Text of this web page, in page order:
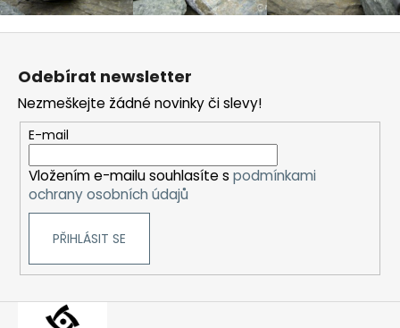
Odebírat newsletter
Nezmeškejte žádné novinky či slevy!
E-mail
Vložením e-mailu souhlasíte s podmínkami
ochrany osobních údajů
PŘIHLÁSIT SE